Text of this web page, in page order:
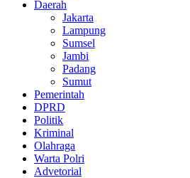
Daerah
Jakarta
Lampung
Sumsel
Jambi
Padang
Sumut
Pemerintah
DPRD
Politik
Kriminal
Olahraga
Warta Polri
Advetorial